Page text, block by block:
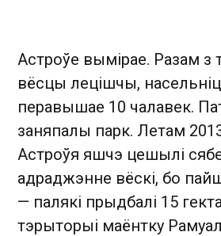
Астроўе вымірае. Разам з
вёсцы лецішчы,
перавышае 10 чалавек.
заняпалы парк. Летам
Астроўя яшчэ цешылі
адраджэнне вёскі, бо
— палякі прыдбалі 15
тэрыторыі маёнтку